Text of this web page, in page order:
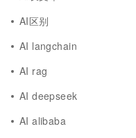
AI区别
AI langchain
AI rag
AI deepseek
AI alibaba